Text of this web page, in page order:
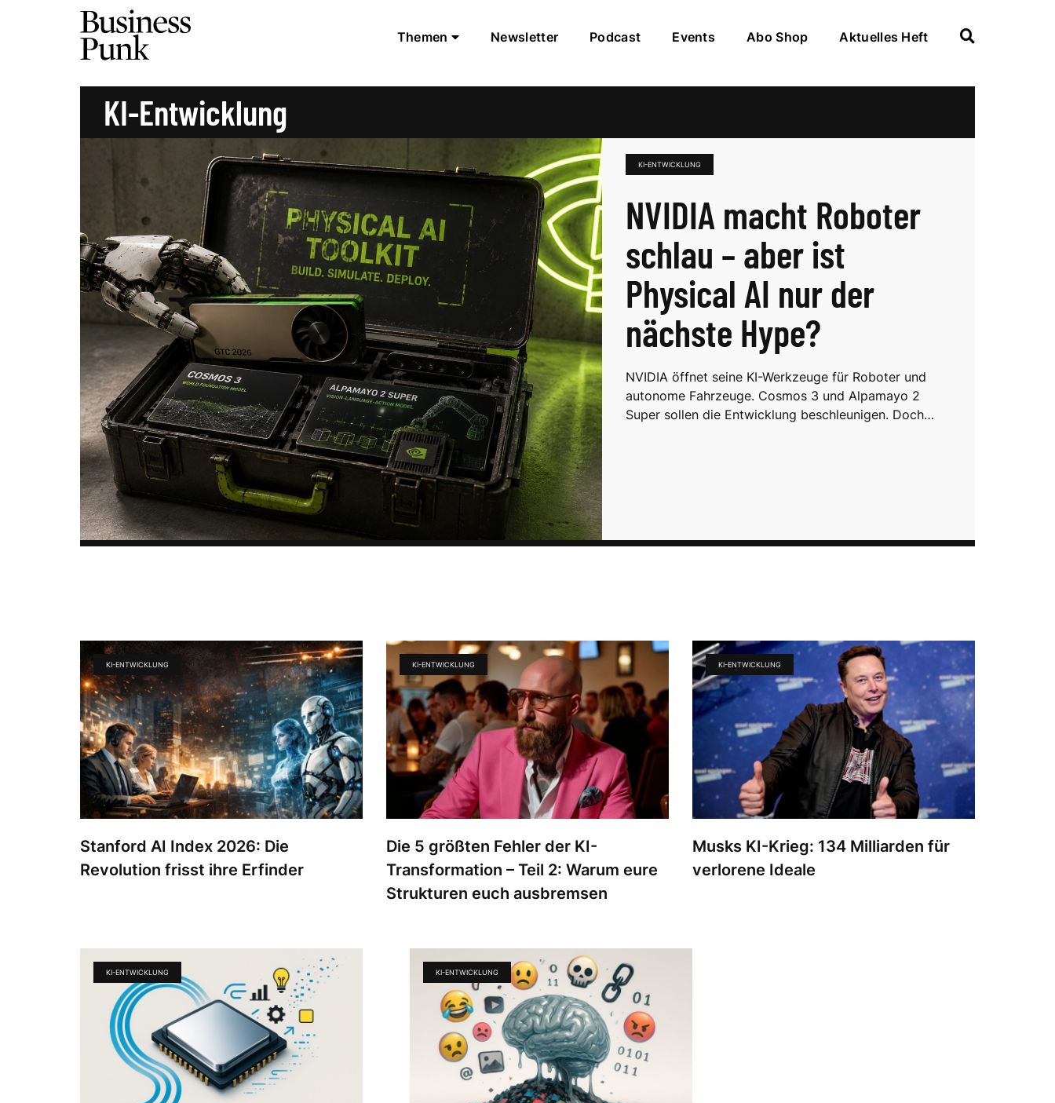
Themen Newsletter Podcast Events Abo Shop Aktuelles Heft
KI-Entwicklung
KI-ENTWICKLUNG
NVIDIA macht Roboter
schlau – aber ist
Physical AI nur der
nächste Hype?
NVIDIA öffnet seine KI-Werkzeuge für Roboter und
autonome Fahrzeuge. Cosmos 3 und Alpamayo 2
Super sollen die Entwicklung beschleunigen. Doch…
Stanford AI Index 2026: Die
Revolution frisst ihre Erfinder
KI-ENTWICKLUNG
Die 5 größten Fehler der KI-
Transformation – Teil 2: Warum eure
Strukturen euch ausbremsen
KI-ENTWICKLUNG
Musks KI-Krieg: 134 Milliarden für
verlorene Ideale
KI-ENTWICKLUNG
KI-ENTWICKLUNG KI-ENTWICKLUNG